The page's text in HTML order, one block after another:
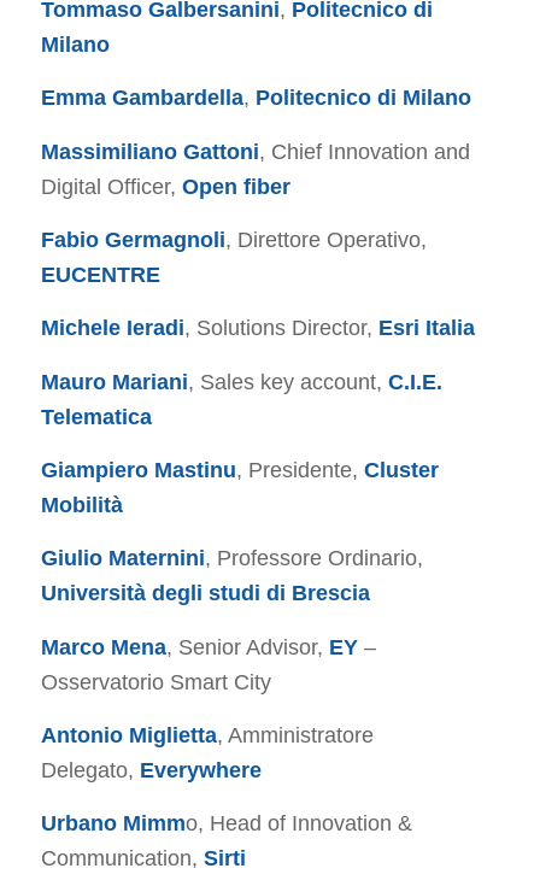
Tommaso Galbersanini, Politecnico di
Milano
Emma Gambardella, Politecnico di Milano
Massimiliano Gattoni, Chief Innovation and
Digital Officer, Open fiber
Fabio Germagnoli, Direttore Operativo,
EUCENTRE
Michele Ieradi, Solutions Director, Esri Italia
Mauro Mariani, Sales key account, C.I.E.
Telematica
Giampiero Mastinu, Presidente, Cluster
Mobilità
Giulio Maternini, Professore Ordinario,
Università degli studi di Brescia
Marco Mena, Senior Advisor, EY–
Osservatorio Smart City
Antonio Miglietta, Amministratore
Delegato, Everywhere
Urbano Mimmo, Head of Innovation &
Communication, Sirti